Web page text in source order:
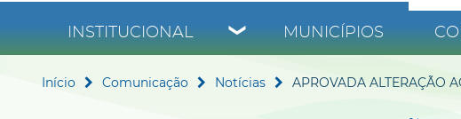
INSTITUCIONAL MUNICÍPIOS
Início Comunicação Notícias APROVADA ALTERAÇÃO